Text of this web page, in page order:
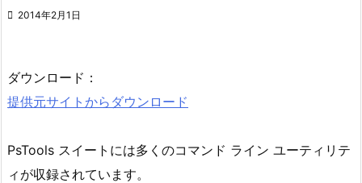
 2014年2月1日
ダウンロード：
提供元サイトからダウンロード
PsTools スイートには多くのコマンド ライン ユーティリテ
ィが収録されています。